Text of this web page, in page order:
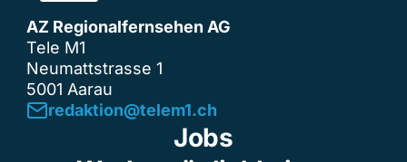
AZ Regionalfernsehen AG
Tele M1
Neumattstrasse 1
5001 Aarau
redaktion@telem1.ch
Jobs